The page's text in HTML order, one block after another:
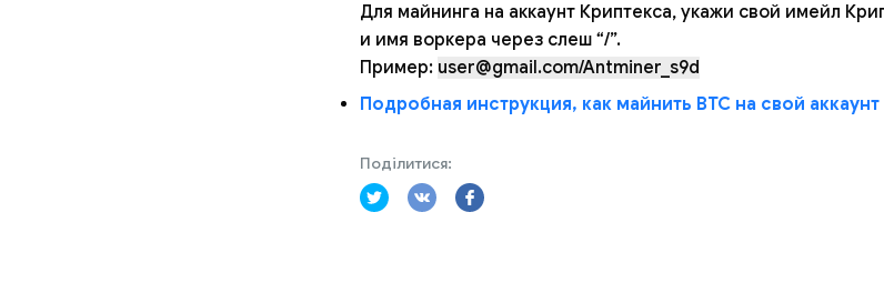
Для майнинга на аккаунт Криптекса, укажи свой имейл
и имя воркера через слеш “/”.
Пример: user@gmail.com/Antminer_s9d
Подробная инструкция, как майнить BTC на свой
Поділитися: